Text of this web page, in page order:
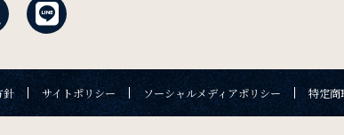
針 サイトポリシー ソーシャルメディアポリシー 特定商